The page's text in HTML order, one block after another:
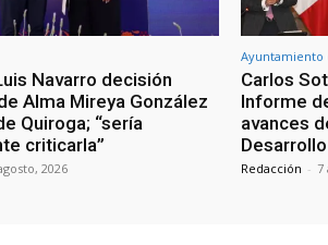
Navarro decisión
Alma Mireya González
Quiroga; “sería
criticarla”
2026
Ayuntamiento
Carlos
Informe
avances
Desarrollo
Redacción - 7